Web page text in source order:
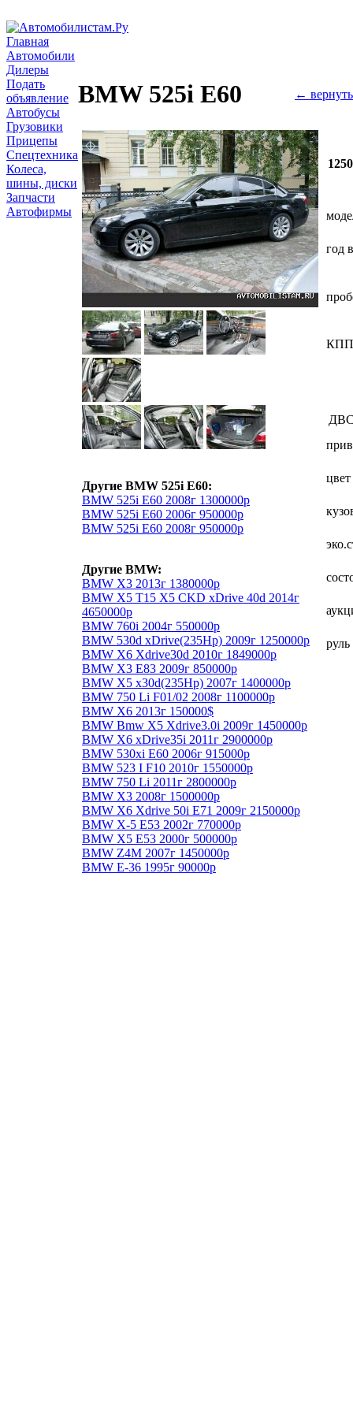
Главная
Автомобили
Дилеры
Подать
объявление
Автобусы
Грузовики
Прицепы
Спецтехника
Колеса,
шины, диски
Запчасти
Автофирмы
BMW 525i E60 ←
Другие BMW 525i E60:
BMW 525i E60 2008г 1300000р
BMW 525i E60 2006г 950000р
BMW 525i E60 2008г 950000р
Другие BMW:
BMW X3 2013г 1380000р
BMW X5 T15 X5 CKD xDrive 40d 2014г
4650000р
BMW 760i 2004г 550000р
BMW 530d xDrive(235Hp) 2009г 1250000р
BMW X6 Xdrive30d 2010г 1849000р
BMW X3 E83 2009г 850000р
BMW X5 x30d(235Hp) 2007г 1400000р
BMW 750 Li F01/02 2008г 1100000р
BMW X6 2013г 150000$
BMW Bmw X5 Xdrive3.0i 2009г 1450000р
BMW X6 xDrive35i 2011г 2900000р
BMW 530xi E60 2006г 915000р
BMW 523 I F10 2010г 1550000р
BMW 750 Li 2011г 2800000р
BMW X3 2008г 1500000р
BMW X6 Xdrive 50i E71 2009г 2150000р
BMW Х-5 E53 2002г 770000р
BMW X5 E53 2000г 500000р
BMW Z4M 2007г 1450000р
BMW E-36 1995г 90000р
год
КПП
цвет
руль